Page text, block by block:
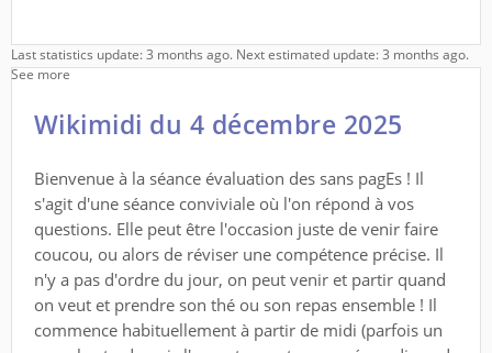
Last statistics update: 3 months ago. Next estimated update: 3 months ago.
See more
Wikimidi du 4 décembre 2025
Bienvenue à la séance évaluation des sans pagEs ! Il
s'agit d'une séance conviviale où l'on répond à vos
questions. Elle peut être l'occasion juste de venir faire
coucou, ou alors de réviser une compétence précise. Il
n'y a pas d'ordre du jour, on peut venir et partir quand
on veut et prendre son thé ou son repas ensemble ! Il
commence habituellement à partir de midi (parfois un